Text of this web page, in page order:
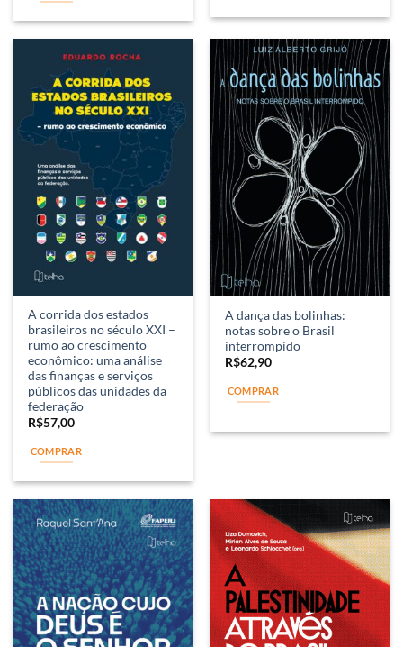
A corrida dos estados
brasileiros no século XXI –
rumo ao crescimento
econômico: uma análise
das finanças e serviços
públicos das unidades da
federação
R$57,00
COMPRAR
A dança das bolinhas:
notas sobre o Brasil
interrompido
R$62,90
COMPRAR